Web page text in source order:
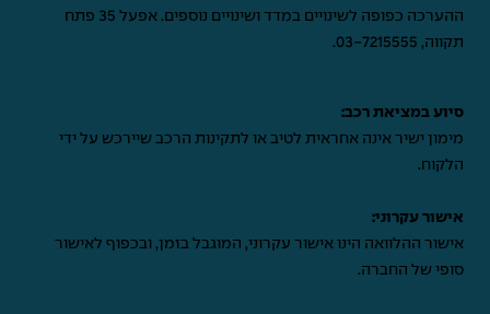
ההערכה כפופה לשינויים במדד ושינויים נוספים. אפעל 35 פתח
תקווה, 03-7215555
.
סיוע במציאת רכב:
מימון ישיר אינה אחראית לטיב או לתקינות הרכב שיירכש על ידי
הלקוח.
אישור עקרוני:
אישור ההלוואה הינו אישור עקרוני, המוגבל בזמן, ובכפוף לאישור
סופי של החברה.